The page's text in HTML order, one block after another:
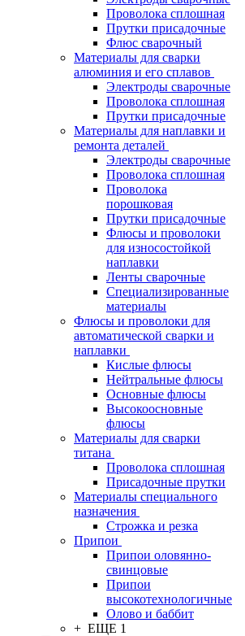
Проволока сплошная
Прутки присадочные
Флюс сварочный
Материалы для сварки
алюминия и его сплавов
Электроды сварочные
Проволока сплошная
Прутки присадочные
Материалы для наплавки и
ремонта деталей
Электроды сварочные
Проволока сплошная
Проволока
порошковая
Прутки присадочные
Флюсы и проволоки
для износостойкой
наплавки
Ленты сварочные
Специализированные
материалы
Флюсы и проволоки для
автоматической сварки и
наплавки
Кислые флюсы
Нейтральные флюсы
Основные флюсы
Высокоосновные
флюсы
Материалы для сварки
титана
Проволока сплошная
Присадочные прутки
Материалы специального
назначения
Строжка и резка
Припои
Припои оловянно-
свинцовые
Припои
высокотехнологичные
Олово и баббит
+ ЕЩЕ 1